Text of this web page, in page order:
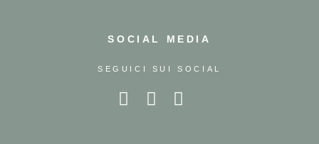
SOCIAL MEDIA
SEGUICI SUI SOCIAL